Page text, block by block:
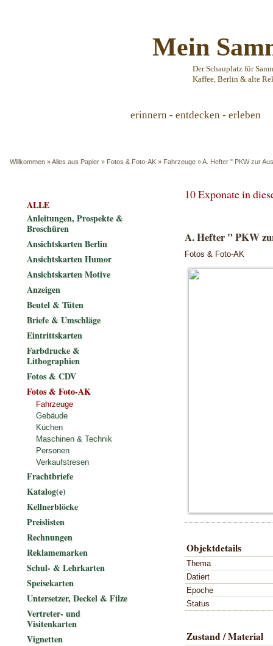
Mein
Der Schauplatz für
Kaffee, Berlin & alte
erinnern - entdecken - erleben
Willkommen »Alles aus Papier » Fotos & Foto-AK » Fahrzeuge »A. Hefter " PKW zur
10 Exponate in
A. Hefter " PKW
Fotos & Foto-AK
Objektdetails
Thema
Datiert
Epoche
Status
Zustand / Material
ALLE
Anleitungen, Prospekte &
Broschüren
Ansichtskarten Berlin
Ansichtskarten Humor
Ansichtskarten Motive
Anzeigen
Beutel & Tüten
Briefe & Umschläge
Eintrittskarten
Farbdrucke &
Lithographien
Fotos & CDV
Fotos & Foto-AK
Fahrzeuge
Gebäude
Küchen
Maschinen & Technik
Personen
Verkaufstresen
Frachtbriefe
Katalog(e)
Kellnerblöcke
Preislisten
Rechnungen
Reklamemarken
Schul- & Lehrkarten
Speisekarten
Untersetzer, Deckel & Filze
Vertreter- und
Visitenkarten
Vignetten